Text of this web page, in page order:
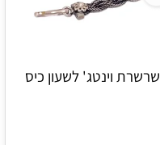
שרשרת וינטג' לשעון כיס